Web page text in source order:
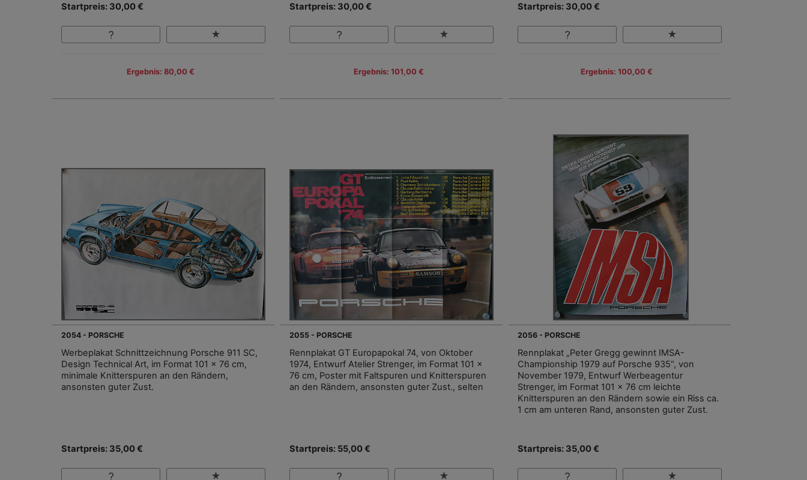
Startpreis: 30,00 €
Ergebnis: 80,00 €
Startpreis: 30,00 €
Ergebnis: 101,00 €
Startpreis: 30,00 €
Ergebnis: 100,00 €
2054 - PORSCHE
Werbeplakat Schnittzeichnung Porsche 911 SC,
Design Technical Art, im Format 101 x 76 cm,
minimale Knitterspuren an den Rändern,
ansonsten guter Zust.
Startpreis: 35,00 €
2055 - PORSCHE
Rennplakat GT Europapokal 74, von Oktober
1974, Entwurf Atelier Strenger, im Format 101 x
76 cm, Poster mit Faltspuren und Knitterspuren
an den Rändern, ansonsten guter Zust., selten
Startpreis: 55,00 €
2056 - PORSCHE
Rennplakat „Peter Gregg gewinnt IMSA-
Championship 1979 auf Porsche 935“, von
November 1979, Entwurf Werbeagentur
Strenger, im Format 101 x 76 cm leichte
Knitterspuren an den Rändern sowie ein Riss ca.
1 cm am unteren Rand, ansonsten guter Zust.
Startpreis: 35,00 €